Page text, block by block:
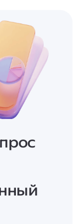
(очную или
или при